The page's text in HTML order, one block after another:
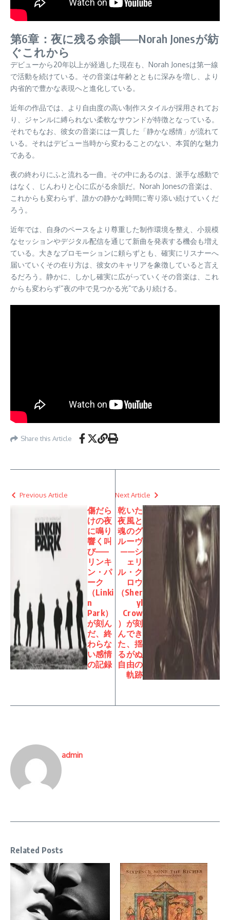
第6章：夜に残る余韻——Norah Jonesが紡
ぐこれから
デビューから20年以上が経過した現在も、Norah Jonesは第一線
で活動を続けている。その音楽は年齢とともに深みを増し、より
内省的で豊かな表現へと進化している。
近年の作品では、より自由度の高い制作スタイルが採用されてお
り、ジャンルに縛られない柔軟なサウンドが特徴となっている。
それでもなお、彼女の音楽には一貫した「静かな感情」が流れて
いる。それはデビュー当時から変わることのない、本質的な魅力
である。
夜の終わりにふと流れる一曲。その中にあるのは、派手な感動で
はなく、じんわりと心に広がる余韻だ。Norah Jonesの音楽は、
これからも変わらず、誰かの静かな時間に寄り添い続けていくだ
ろう。
近年では、自身のペースをより尊重した制作環境を整え、小規模
なセッションやデジタル配信を通じて新曲を発表する機会も増え
ている。大きなプロモーションに頼らずとも、確実にリスナーへ
届いていくその在り方は、彼女のキャリアを象徴していると言え
るだろう。静かに、しかし確実に広がっていくその音楽は、これ
からも変わらず“夜の中で見つかる光”であり続ける。
Share this Article
Previous Article
傷だら
けの夜
に鳴り
響く叫
び——
リンキ
ン・パ
ーク
（Linki
n
Park）
が刻ん
だ、終
わらな
い感情
の記録
Next Article
乾いた
夜風と
魂のグ
ルーヴ
——シ
ェリ
ル・ク
ロウ
（Sher
yl
Crow
）が刻
んでき
た、揺
るがぬ
自由の
軌跡
admin
Related Posts